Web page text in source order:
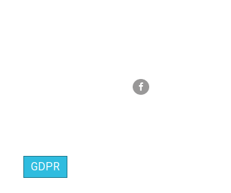
Facebook
GDPR